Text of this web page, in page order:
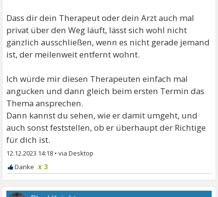
Dass dir dein Therapeut oder dein Arzt auch mal
privat über den Weg läuft, lässt sich wohl nicht
gänzlich ausschließen, wenn es nicht gerade jemand
ist, der meilenweit entfernt wohnt.
Ich würde mir diesen Therapeuten einfach mal
angucken und dann gleich beim ersten Termin das
Thema ansprechen.
Dann kannst du sehen, wie er damit umgeht, und
auch sonst feststellen, ob er überhaupt der Richtige
für dich ist.
12.12.2023 14:18 •
x 3